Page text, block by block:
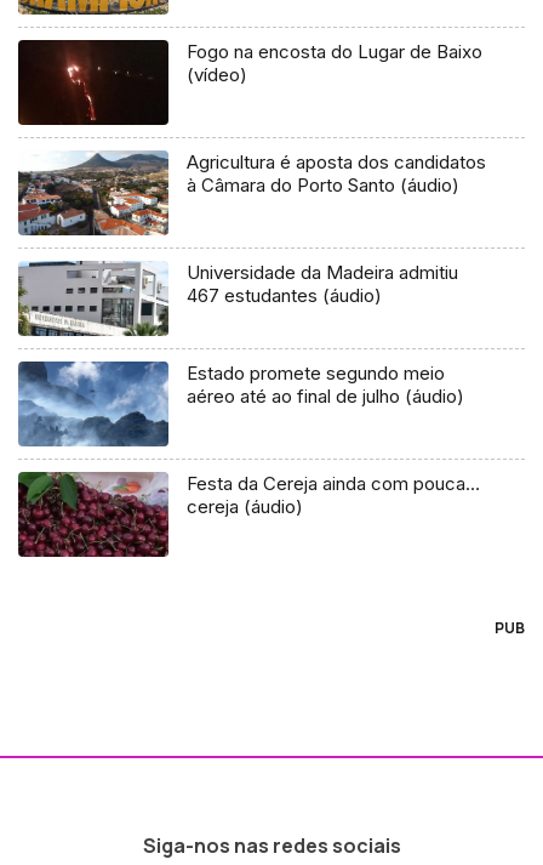
Fogo na encosta do Lugar de Baixo
(vídeo)
Agricultura é aposta dos candidatos
à Câmara do Porto Santo (áudio)
Universidade da Madeira admitiu
467 estudantes (áudio)
Estado promete segundo meio
aéreo até ao final de julho (áudio)
Festa da Cereja ainda com pouca…
cereja (áudio)
PUB
Siga-nos nas redes sociais